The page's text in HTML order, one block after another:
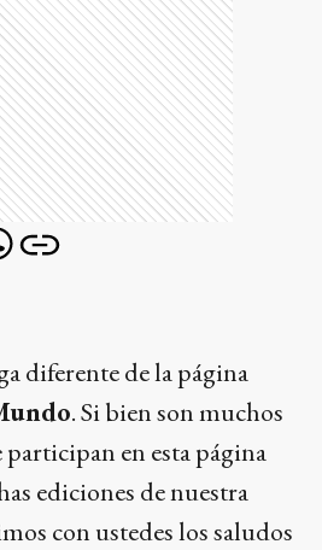
diferente de la página
. Si bien son muchos
en esta página
ediciones de nuestra
con ustedes los saludos